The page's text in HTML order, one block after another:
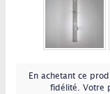
En achetant ce
fidélité . Votre